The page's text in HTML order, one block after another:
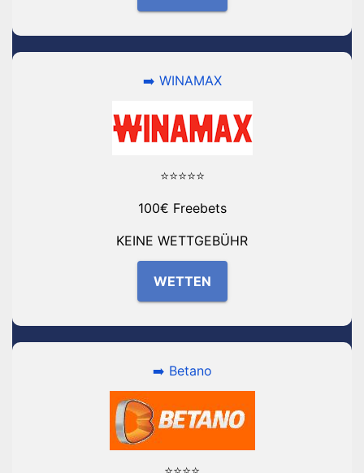
➡️ WINAMAX
⭐⭐⭐⭐⭐
100€ Freebets
KEINE WETTGEBÜHR
WETTEN
➡️ Betano